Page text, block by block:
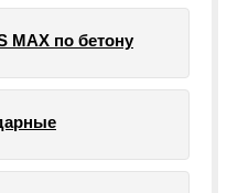
MAX по бетону